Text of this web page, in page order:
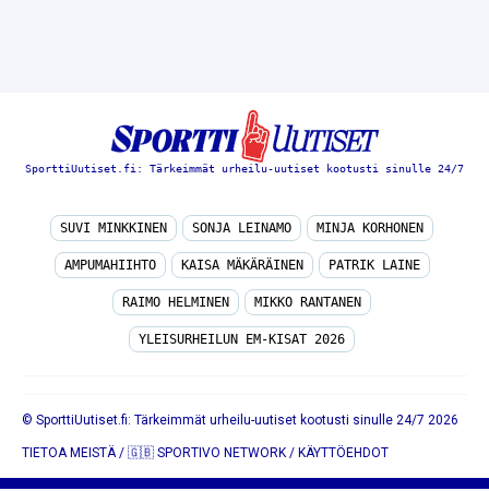
SporttiUutiset.fi: Tärkeimmät urheilu-uutiset kootusti sinulle 24/7
AMPUMAHIIHTO KAISA MÄKÄRÄINEN PATRIK LAINE
RAIMO HELMINEN MIKKO RANTANEN
YLEISURHEILUN EM-KISAT 2026
TIETOA MEISTÄ/🇬🇧 SPORTIVO NETWORK/ KÄYTTÖEHDOT